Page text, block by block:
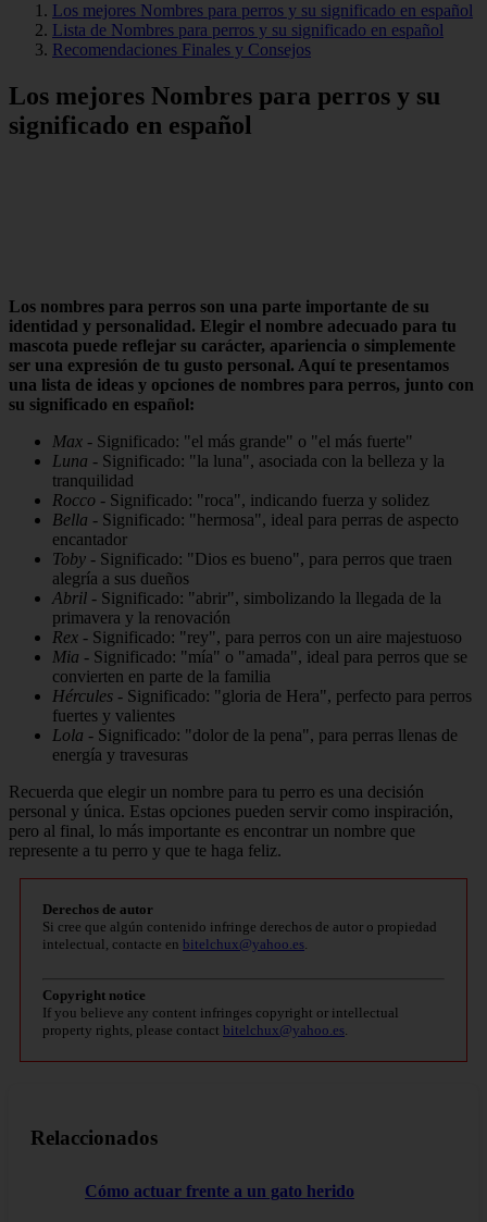
Los mejores Nombres para perros y su significado en español
Lista de Nombres para perros y su significado en español
Recomendaciones Finales y Consejos
Los mejores Nombres para perros y su
significado en español
Los nombres para perros son una parte importante de su
identidad y personalidad. Elegir el nombre adecuado para tu
mascota puede reflejar su carácter, apariencia o simplemente
ser una expresión de tu gusto personal. Aquí te presentamos
una lista de ideas y opciones de nombres para perros, junto con
su significado en español:
Max - Significado: "el más grande" o "el más fuerte"
Luna - Significado: "la luna", asociada con la belleza y la
tranquilidad
Rocco - Significado: "roca", indicando fuerza y solidez
Bella - Significado: "hermosa", ideal para perras de aspecto
encantador
Toby - Significado: "Dios es bueno", para perros que traen
alegría a sus dueños
Abril - Significado: "abrir", simbolizando la llegada de la
primavera y la renovación
Rex - Significado: "rey", para perros con un aire majestuoso
Mia - Significado: "mía" o "amada", ideal para perros que se
convierten en parte de la familia
Hércules - Significado: "gloria de Hera", perfecto para perros
fuertes y valientes
Lola - Significado: "dolor de la pena", para perras llenas de
energía y travesuras
Recuerda que elegir un nombre para tu perro es una decisión
personal y única. Estas opciones pueden servir como inspiración,
pero al final, lo más importante es encontrar un nombre que
represente a tu perro y que te haga feliz.
Derechos de autor
Si cree que algún contenido infringe derechos de autor o propiedad
intelectual, contacte en bitelchux@yahoo.es.
Copyright notice
If you believe any content infringes copyright or intellectual
property rights, please contact bitelchux@yahoo.es.
Relaccionados
Cómo actuar frente a un gato herido